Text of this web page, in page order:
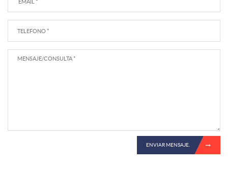
ENVIAR MENSAJE.